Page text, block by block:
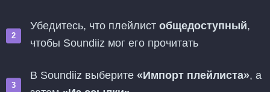
Убедитесь, что плейлист общедоступный,
чтобы Soundiiz мог его прочитать
В Soundiiz выберите «Импорт плейлиста», а